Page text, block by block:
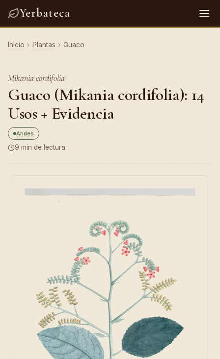
Yerbateca
Inicio › Plantas › Guaco
Mikania cordifolia
Guaco (Mikania cordifolia): 14
Usos + Evidencia
Andes
9 min de lectura